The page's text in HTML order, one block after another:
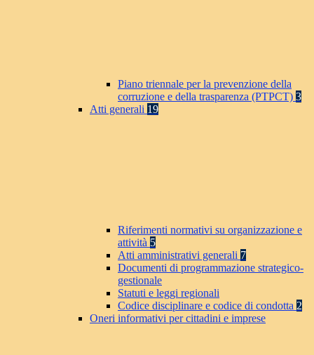
Piano triennale per la prevenzione della
corruzione e della trasparenza (PTPCT) 3
Atti generali 19
Riferimenti normativi su organizzazione e
attività 5
Atti amministrativi generali 7
Documenti di programmazione strategico-
gestionale
Statuti e leggi regionali
Codice disciplinare e codice di condotta 2
Oneri informativi per cittadini e imprese